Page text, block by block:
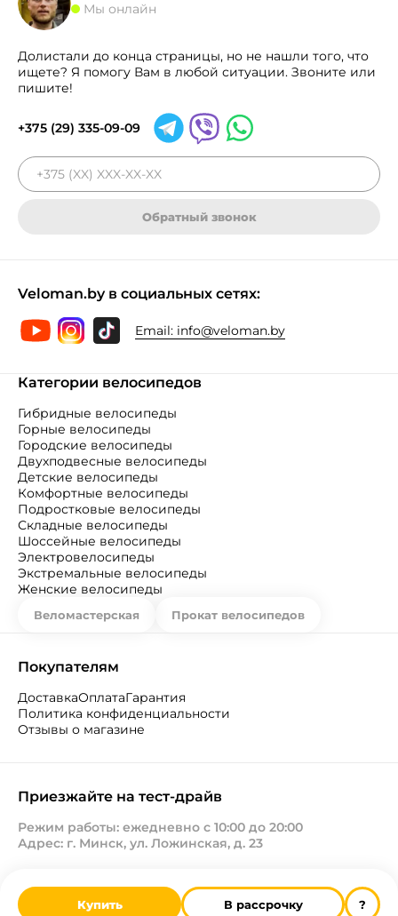
Купить В рассрочку ?
Мы онлайн
Долистали до конца страницы, но не нашли того, что
ищете? Я помогу Вам в любой ситуации. Звоните или
пишите!
+375 (29) 335-09-09
Обратный звонок
Veloman.by в социальных сетях:
Email: info@veloman.by
Категории велосипедов
Гибридные велосипеды
Горные велосипеды
Городские велосипеды
Двухподвесные велосипеды
Детские велосипеды
Комфортные велосипеды
Подростковые велосипеды
Складные велосипеды
Шоссейные велосипеды
Электровелосипеды
Экстремальные велосипеды
Женские велосипеды
Веломастерская Прокат велосипедов
Покупателям
ДоставкаОплатаГарантия
Политика конфиденциальности
Отзывы о магазине
Приезжайте на тест-драйв
Режим работы: ежедневно с 10:00 до 20:00
Адрес: г. Минск, ул. Ложинская, д. 23